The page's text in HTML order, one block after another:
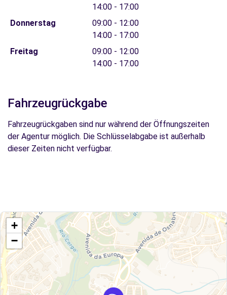
14:00 - 17:00
Donnerstag
09:00 - 12:00
14:00 - 17:00
Freitag
09:00 - 12:00
14:00 - 17:00
Fahrzeugrückgabe
Fahrzeugrückgaben sind nur während der Öffnungszeiten
der Agentur möglich. Die Schlüsselabgabe ist außerhalb
dieser Zeiten nicht verfügbar.
+
−